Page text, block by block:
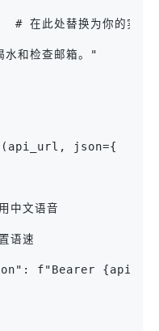
# 在此处替换为你的实际
和检查邮箱。"
json={
文语音
语速
f"Bearer